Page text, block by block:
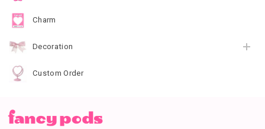
Charm
Decoration
Custom Order